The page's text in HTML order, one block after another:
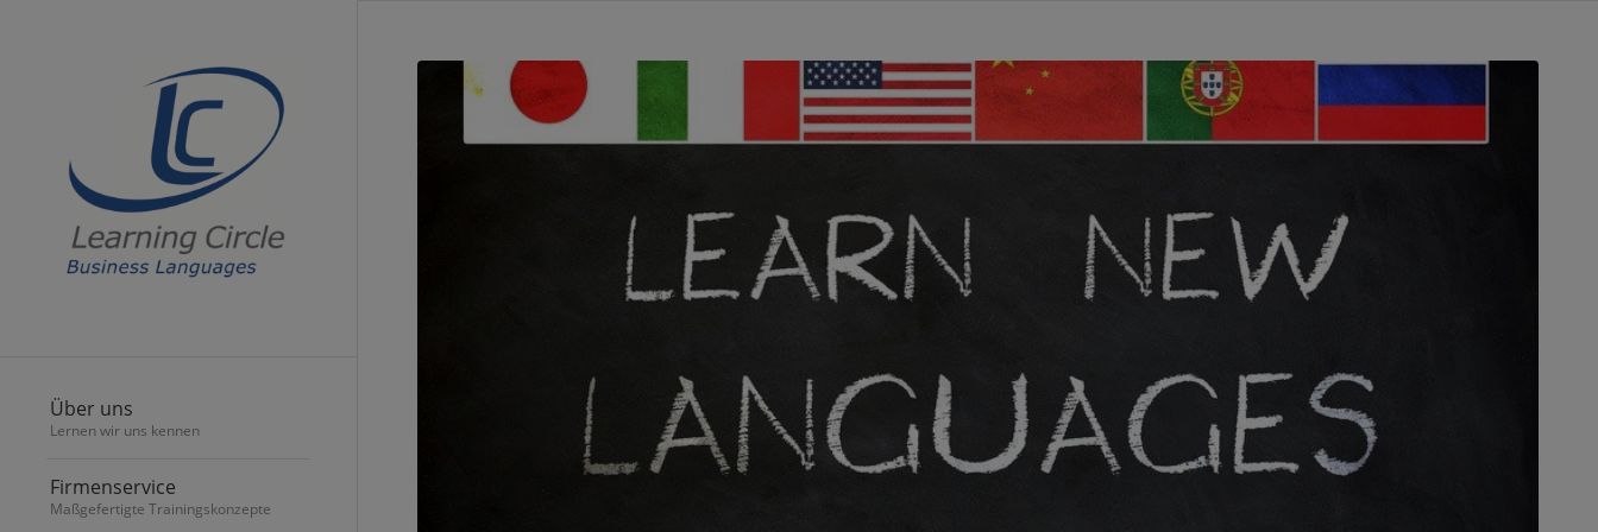
Über uns
Lernen wir uns kennen
Firmenservice
Maßgefertigte Trainingskonzepte